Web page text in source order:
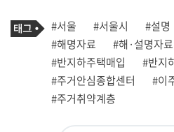
기
사
관
련
태
그
태
그
#서울 #서울시 #설명
#해명자료
#해·설명자료
#반지하주택매입
#반지
#주거안심종합센터
#이
#주거취약계층